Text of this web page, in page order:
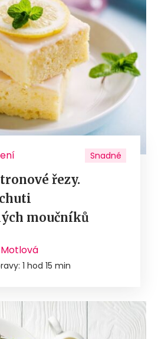
Snadné
řezy.
moučníků
1 hod 15 min